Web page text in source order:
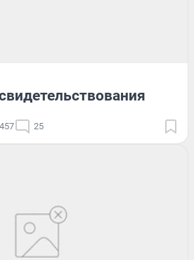
25